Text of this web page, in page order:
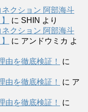
クション 阿部海斗
に SHIN より
クション 阿部海斗
に アンドウミカ よ
由を徹底検証！
に
由を徹底検証！
に ア
由を徹底検証！
に